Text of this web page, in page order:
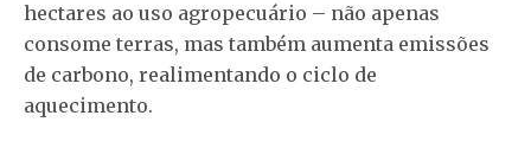
hectares ao uso agropecuário – não apenas
consome terras, mas também aumenta emissões
de carbono, realimentando o ciclo de
aquecimento.